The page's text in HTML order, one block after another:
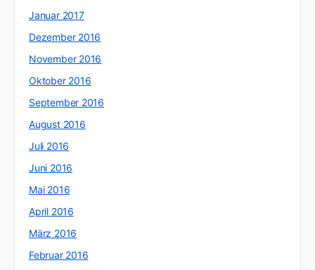
Januar 2017
Dezember 2016
November 2016
Oktober 2016
September 2016
August 2016
Juli 2016
Juni 2016
Mai 2016
April 2016
März 2016
Februar 2016